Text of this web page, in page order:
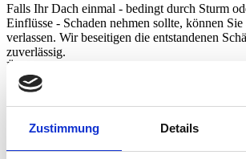
Zustimmung Details
Falls Ihr Dach einmal - bedingt durch Sturm
Einflüsse - Schaden nehmen sollte, können
verlassen. Wir beseitigen die entstandenen
zuverlässig.
Übrigens können Sie diesen Eventualitäten
sie einen jährlichen Qualitätscheck Ihres
geben. Ihr Dach wird dann von unserem
und Nieren" geprüft und Sie erhalten einen
Zustand Ihres Daches.
So werden erkennbare Mängel im Vorfeld